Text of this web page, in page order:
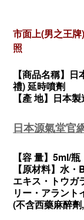
市面上(男之王
照
【商品名稱】
禮) 延時噴劑
【產 地】日本
日本源氣堂官
【容 量】5ml/
【原材料】水
エキス・トウガ
リー・アラント
(不含西藥麻醉